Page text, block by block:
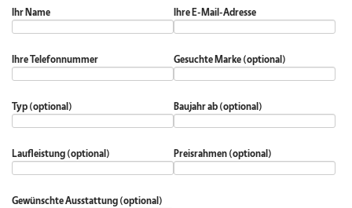
Ihr Name Ihre E-Mail-Adresse
Ihre Telefonnummer Gesuchte Marke (optional)
Typ (optional) Baujahr ab (optional)
Laufleistung (optional) Preisrahmen (optional)
Gewünschte Ausstattung (optional)